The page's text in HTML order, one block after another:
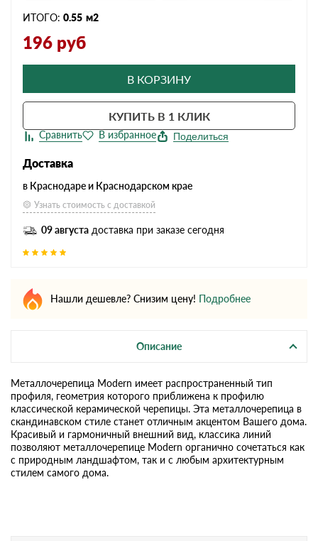
ИТОГО: 0.55 м2
196 руб
В КОРЗИНУ
КУПИТЬ В 1 КЛИК
Поделиться
Доставка
в Краснодаре и Краснодарском крае
Узнать стоимость с доставкой
09 августа доставка при заказе сегодня
Нашли дешевле? Снизим цену! Подробнее
Описание
Металлочерепица Modern имеет распространенный тип
профиля, геометрия которого приближена к профилю
классической керамической черепицы. Эта металлочерепица в
скандинавском стиле станет отличным акцентом Вашего дома.
Красивый и гармоничный внешний вид, классика линий
позволяют металлочерепице Modern органично сочетаться как
с природным ландшафтом, так и с любым архитектурным
стилем самого дома.